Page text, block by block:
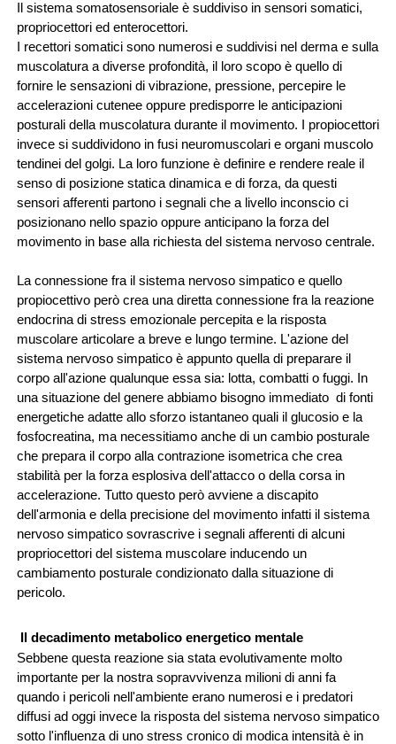
Il sistema somatosensoriale è suddiviso in sensori somatici,
propriocettori ed enterocettori.
I recettori somatici sono numerosi e suddivisi nel derma e sulla
muscolatura a diverse profondità, il loro scopo è quello di
fornire le sensazioni di vibrazione, pressione, percepire le
accelerazioni cutenee oppure predisporre le anticipazioni
posturali della muscolatura durante il movimento. I propiocettori
invece si suddividono in fusi neuromuscolari e organi muscolo
tendinei del golgi. La loro funzione è definire e rendere reale il
senso di posizione statica dinamica e di forza, da questi
sensori afferenti partono i segnali che a livello inconscio ci
posizionano nello spazio oppure anticipano la forza del
movimento in base alla richiesta del sistema nervoso centrale.
La connessione fra il sistema nervoso simpatico e quello
propiocettivo però crea una diretta connessione fra la reazione
endocrina di stress emozionale percepita e la risposta
muscolare articolare a breve e lungo termine. L'azione del
sistema nervoso simpatico è appunto quella di preparare il
corpo all'azione qualunque essa sia: lotta, combatti o fuggi. In
una situazione del genere abbiamo bisogno immediato  di fonti
energetiche adatte allo sforzo istantaneo quali il glucosio e la
fosfocreatina, ma necessitiamo anche di un cambio posturale
che prepara il corpo alla contrazione isometrica che crea
stabilità per la forza esplosiva dell'attacco o della corsa in
accelerazione. Tutto questo però avviene a discapito
dell'armonia e della precisione del movimento infatti il sistema
nervoso simpatico sovrascrive i segnali afferenti di alcuni
propriocettori del sistema muscolare inducendo un
cambiamento posturale condizionato dalla situazione di
pericolo.
Il decadimento metabolico energetico mentale
Sebbene questa reazione sia stata evolutivamente molto
importante per la nostra sopravvivenza milioni di anni fa
quando i pericoli nell'ambiente erano numerosi e i predatori
diffusi ad oggi invece la risposta del sistema nervoso simpatico
sotto l'influenza di uno stress cronico di modica intensità è in